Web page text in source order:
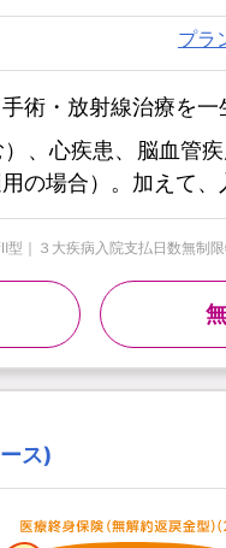
プラ
術・放射線治療を一
、心疾患、脳血管
の場合）。加えて
｜３大疾病入院支払日数無
ス)